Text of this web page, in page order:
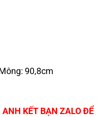
90,8cm
KẾT BẠN ZALO ĐỂ